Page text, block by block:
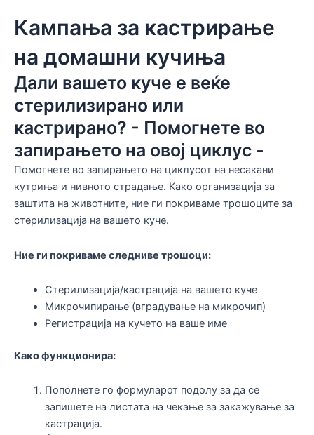
Кампања за кастрирање
на домашни кучиња
Дали вашето куче е веќе
стерилизирано или
кастрирано? - Помогнете во
запирањето на овој циклус -
Помогнете во запирањето на циклусот на несакани
кутриња и нивното страдање. Како организација за
заштита на животните, ние ги покриваме трошоците за
стерилизација на вашето куче.
Ние ги покриваме следниве трошоци:
Стерилизација/кастрација на вашето куче
Микрочипирање (вградување на микрочип)
Регистрација на кучето на ваше име
Како функционира:
Пополнете го формуларот подолу за да се
запишете на листата на чекање за закажување за
кастрација.